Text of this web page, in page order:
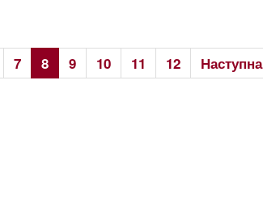
7 8 9 10 11 12 Наступна